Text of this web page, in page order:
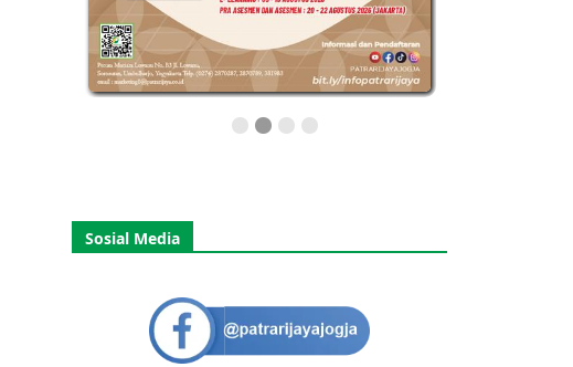
Sosial Media